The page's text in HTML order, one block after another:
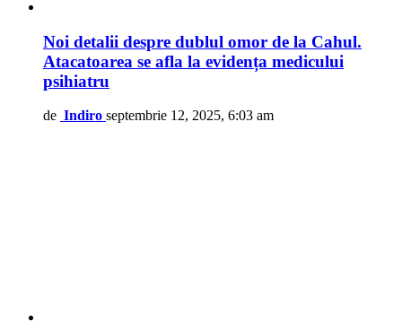
Noi detalii despre dublul omor de la Cahul.
Atacatoarea se afla la evidența medicului
psihiatru
de Indiro septembrie 12, 2025, 6:03 am